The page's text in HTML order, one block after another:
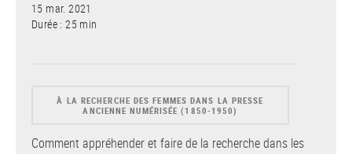
15 mar. 2021
Durée : 25 min
À LA RECHERCHE DES FEMMES DANS LA PRESSE
ANCIENNE NUMÉRISÉE (1850-1950)
Comment appréhender et faire de la recherche dans les